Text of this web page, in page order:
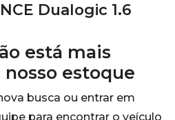
Dualogic 1.6
está mais
estoque
busca ou entrar em
para encontrar o veículo